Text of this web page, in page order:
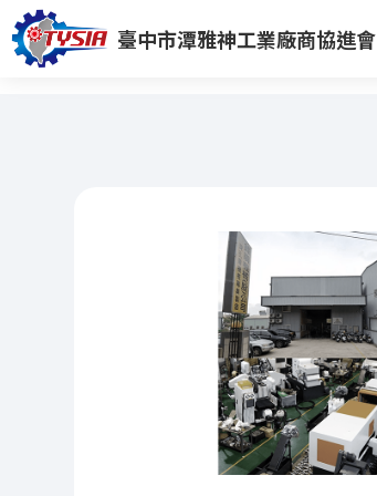
臺中市潭雅神工業廠商協進會